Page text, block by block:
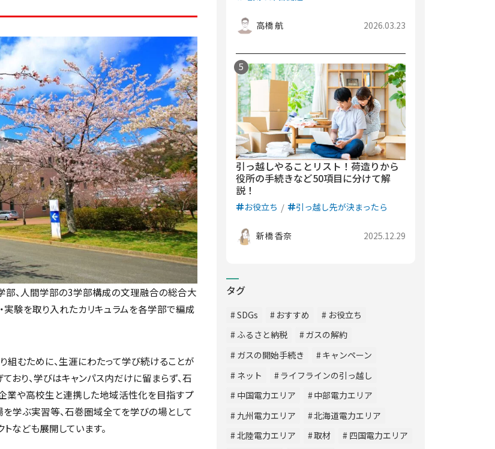
部、人間学部の3学部構成の文理融合の総合大
実験を取り入れたカリキュラムを各学部で編成
組むために、生涯にわたって学び続けることが
おり、学びはキャンパス内だけに留まらず、石
業や高校生と連携した地域活性化を目指すプ
学ぶ実習等、石巻圏域全てを学びの場として
なども展開しています。
高橋 航 2026.03.23
引っ越しやることリスト！荷造りから
役所の手続きなど50項目に分けて解
説！
お役立ち 引っ越し先が決まったら
新橋 香奈 2025.12.29
タグ
SDGs おすすめ
お役立ち
ふるさと納税
ガスの解約
ガスの開始手続き
キャンペーン
ネット
ライフラインの引っ越し
中国電力エリア
中部電力エリア
九州電力エリア
北海道電力エリア
北陸電力エリア
取材
四国電力エリア